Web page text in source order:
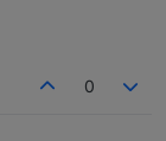
0